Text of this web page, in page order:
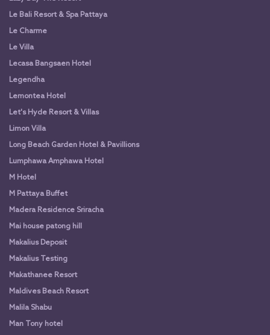
Le Bali Resort & Spa Pattaya
Le Charme
Le Villa
Lecasa Bangsaen Hotel
Legendha
Lemontea Hotel
Let's Hyde Resort & Villas
Limon Villa
Long Beach Garden Hotel & Pavillions
Lumphawa Amphawa Hotel
M Hotel
M Pattaya Buffet
Madera Residence Sriracha
Mai house patong hill
Makalius Deposit
Makalius Testing
Makathanee Resort
Maldives Beach Resort
Malila Shabu
Man Tony hotel